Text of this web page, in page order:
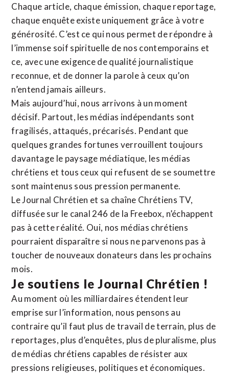
Chaque article, chaque émission, chaque reportage,
chaque enquête existe uniquement grâce à votre
générosité. C’est ce qui nous permet de répondre à
l’immense soif spirituelle de nos contemporains et
ce, avec une exigence de qualité journalistique
reconnue, et de donner la parole à ceux qu’on
n’entend jamais ailleurs.
Mais aujourd’hui, nous arrivons à un moment
décisif. Partout, les médias indépendants sont
fragilisés, attaqués, précarisés. Pendant que
quelques grandes fortunes verrouillent toujours
davantage le paysage médiatique, les médias
chrétiens et tous ceux qui refusent de se soumettre
sont maintenus sous pression permanente.
Le Journal Chrétien et sa chaîne Chrétiens TV,
diffusée sur le canal 246 de la Freebox, n’échappent
pas à cette réalité. Oui, nos médias chrétiens
pourraient disparaître si nous ne parvenons pas à
toucher de nouveaux donateurs dans les prochains
mois.
Je soutiens le Journal Chrétien !
Au moment où les milliardaires étendent leur
emprise sur l’information, nous pensons au
contraire qu’il faut plus de travail de terrain, plus de
reportages, plus d’enquêtes, plus de pluralisme, plus
de médias chrétiens capables de résister aux
pressions religieuses, politiques et économiques.